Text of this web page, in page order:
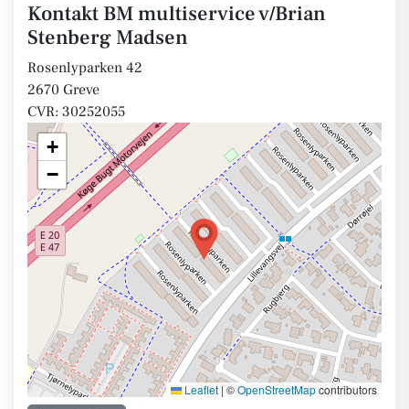
Kontakt BM multiservice v/Brian
Stenberg Madsen
Rosenlyparken 42
2670 Greve
CVR: 30252055
+
−
Leaflet | ©OpenStreetMapcontributors